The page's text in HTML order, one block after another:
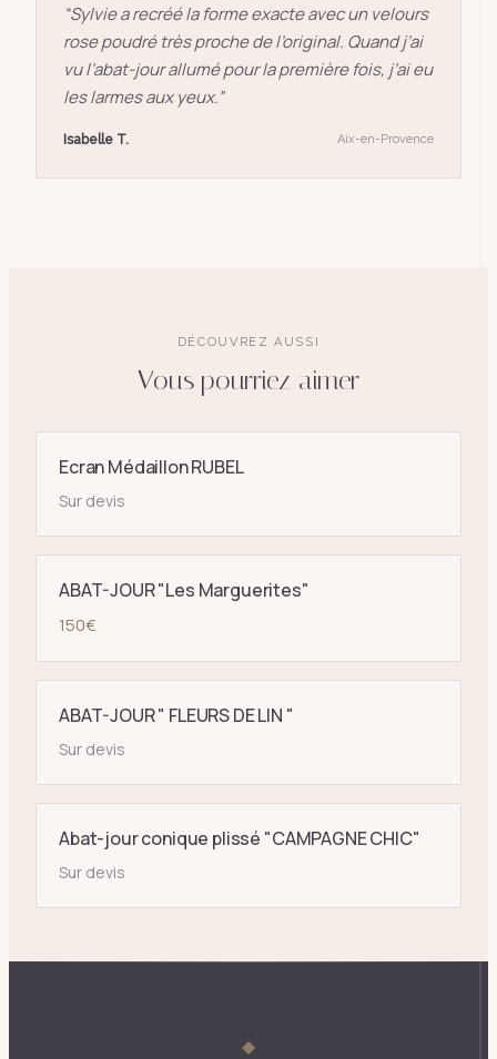
“Sylvie a recréé la forme exacte avec un velours
rose poudré très proche de l’original. Quand j’ai
vu l’abat-jour allumé pour la première fois, j’ai eu
les larmes aux yeux.”
Isabelle T. Aix-en-Provence
DÉCOUVREZ AUSSI
Vous pourriez aimer
Ecran Médaillon RUBEL
Sur devis
ABAT-JOUR "Les Marguerites"
150€
ABAT-JOUR " FLEURS DE LIN "
Sur devis
Abat-jour conique plissé "CAMPAGNE CHIC"
Sur devis